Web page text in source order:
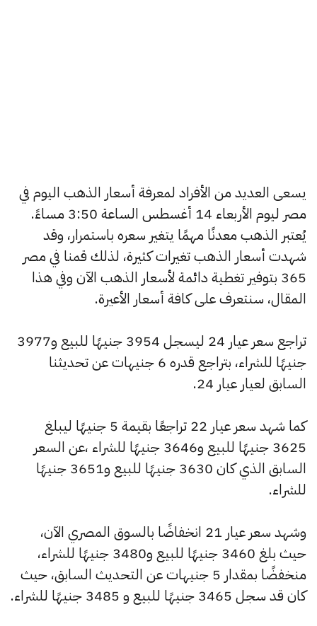
يسعى العديد من الأفراد لمعرفة أسعار الذهب اليوم في
مصر ليوم الأربعاء 14 أغسطس الساعة 3:50 مساءً.
يُعتبر الذهب معدنًا مهمًا يتغير سعره باستمرار، وقد
شهدت أسعار الذهب تغيرات كثيرة، لذلك قمنا في مصر
365 بتوفير تغطية دائمة لأسعار الذهب الآن وفي هذا
المقال، سنتعرف على كافة أسعار الأعيرة.
تراجع سعر عيار 24 ليسجل 3954 جنيهًا للبيع و3977
جنيهًا للشراء، بتراجع قدره 6 جنيهات عن تحديثنا
السابق لعيار عيار 24.
كما شهد سعر عيار 22 تراجعًا بقيمة 5 جنيهًا ليبلغ
3625 جنيهًا للبيع و3646 جنيهًا للشراء ،عن السعر
السابق الذي كان 3630 جنيهًا للبيع و3651 جنيهًا
للشراء.
وشهد سعر عيار 21 انخفاضًا بالسوق المصري الآن،
حيث بلغ 3460 جنيهًا للبيع و3480 جنيهًا للشراء،
منخفضًا بمقدار 5 جنيهات عن التحديث السابق، حيث
كان قد سجل 3465 جنيهًا للبيع و 3485 جنيهًا للشراء.